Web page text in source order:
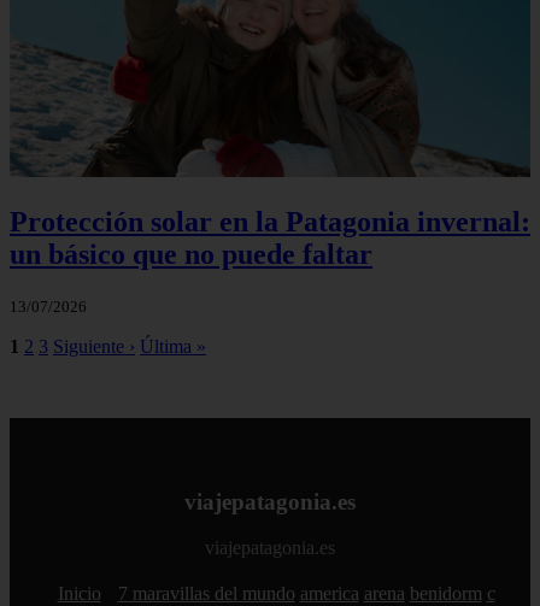
Protección solar en la Patagonia invernal:
un básico que no puede faltar
13/07/2026
1 2 3 Siguiente › Última »
viajepatagonia.es
viajepatagonia.es
Inicio 7 maravillas del mundo america arena benidorm c